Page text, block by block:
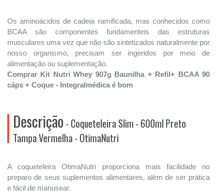
Os aminoácidos de cadeia ramificada, mas conhecidos como
BCAA são componentes fundamenteis das estruturas
musculares uma vez que não são sintetizados naturalmente por
nosso organismo, precisam ser ingeridos por meio de
alimentação ou suplementação.
Comprar Kit Nutri Whey 907g Baunilha + Refil+ BCAA 90
cáps + Coque - Integralmédica é bom
Descrição - Coqueteleira Slim - 600ml Preto
Tampa Vermelha - OtimaNutri
A coqueteleira OtimaNutri proporciona mais facilidade no
preparo de seus suplementos alimentares, além de ser prática
e fácil de manusear.